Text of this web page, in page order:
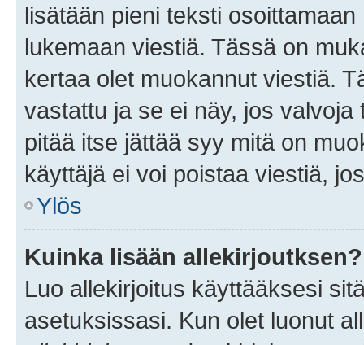
lisätään pieni teksti
lukemaan viestiä. Tässä on
kertaa olet muokannut viestiä.
vastattu ja se ei näy, jos
pitää itse jättää syy mitä on
käyttäjä ei voi poistaa viestiä,
Ylös
Kuinka lisään allekirjoutksen?
Luo allekirjoitus käyttääksesi
asetuksissasi. Kun olet luonut